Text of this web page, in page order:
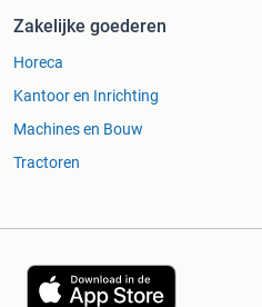
Zakelijke goederen
Horeca
Kantoor en Inrichting
Machines en Bouw
Tractoren